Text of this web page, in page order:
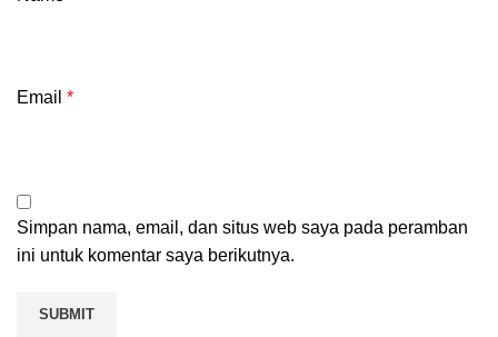
Email *
Simpan nama, email, dan situs web saya pada peramban
ini untuk komentar saya berikutnya.